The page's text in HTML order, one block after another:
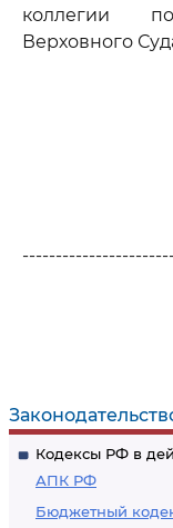
Кодексы РФ в
АПК РФ
Бюджетный
коллегии
Верховного